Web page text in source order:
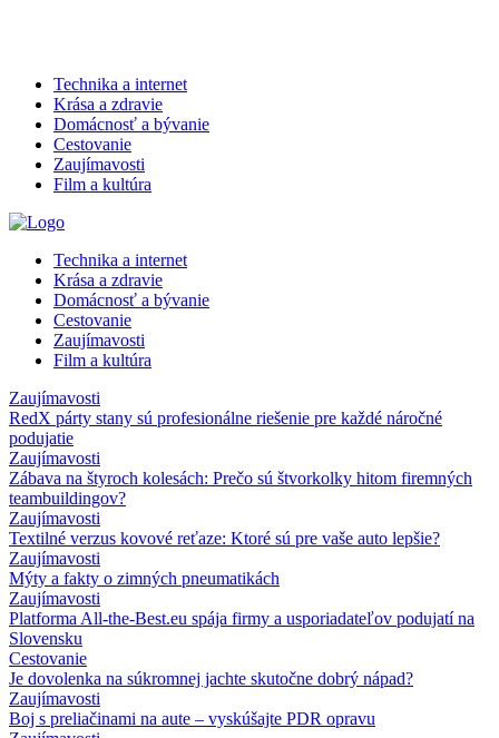
Technika a internet
Krása a zdravie
Domácnosť a bývanie
Cestovanie
Zaujímavosti
Film a kultúra
Technika a internet
Krása a zdravie
Domácnosť a bývanie
Cestovanie
Zaujímavosti
Film a kultúra
Zaujímavosti
RedX párty stany sú profesionálne riešenie pre každé náročné
podujatie
Zaujímavosti
Zábava na štyroch kolesách: Prečo sú štvorkolky hitom firemných
teambuildingov?
Zaujímavosti
Textilné verzus kovové reťaze: Ktoré sú pre vaše auto lepšie?
Zaujímavosti
Mýty a fakty o zimných pneumatikách
Zaujímavosti
Platforma All-the-Best.eu spája firmy a usporiadateľov podujatí na
Slovensku
Cestovanie
Je dovolenka na súkromnej jachte skutočne dobrý nápad?
Zaujímavosti
Boj s preliačinami na aute – vyskúšajte PDR opravu